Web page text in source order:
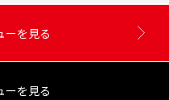
ーを見る
ーを見る